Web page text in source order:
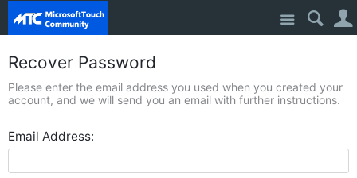
Site
Recover Password
Please enter the email address you used when you created your
account, and we will send you an email with further instructions.
Email Address: